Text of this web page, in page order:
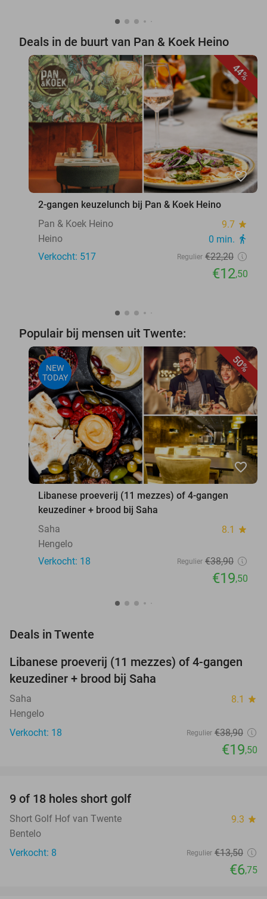
Deals in de buurt van Pan & Koek Heino
44%
favorite_border
2-gangen keuzelunch bij Pan & Koek Heino
Pan & Koek Heino
9.7 star
Heino 0 min. directions_walk
Verkocht: 517 Regulier €22,20
€12,50
Populair bij mensen uit Twente:
50%
NEW
TODAY
favorite_border
Libanese proeverij (11 mezzes) of 4-gangen
keuzediner + brood bij Saha
Saha
8.1 star
Hengelo
Verkocht: 18
Regulier €38,90
€19,50
Deals in Twente
50%
TODAY
Libanese proeverij (11 mezzes) of 4-gangen
keuzediner + brood bij Saha
Saha 8.1 star
Hengelo
Verkocht: 18
Regulier €38,90
€19,50
TODAY
9 of 18 holes short golf
Short Golf Hof van Twente 9.3 star
Bentelo
Verkocht: 8
Regulier €13,50
€6,75